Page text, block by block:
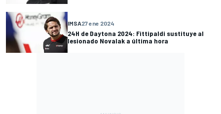
IMSA27 ene 2024
24H de Daytona 2024: Fittipaldi sustituye al
lesionado Novalak a última hora